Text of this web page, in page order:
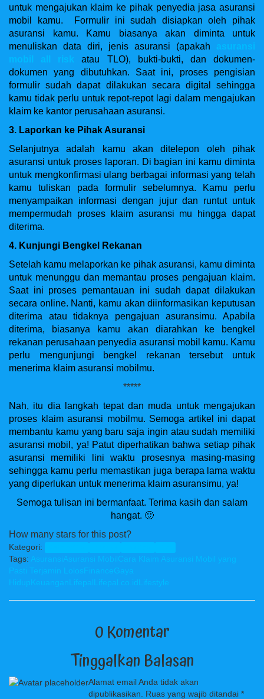
untuk mengajukan klaim ke pihak penyedia jasa asuransi
mobil kamu. Formulir ini sudah disiapkan oleh pihak
asuransi kamu.
Kamu biasanya akan diminta untuk
menuliskan data diri, jenis asuransi (apakah
asuransi
mobil all risk
atau TLO), bukti-bukti, dan dokumen-
dokumen yang dibutuhkan. Saat ini, proses pengisian
formulir sudah dapat dilakukan secara digital sehingga
kamu tidak perlu untuk repot-repot lagi dalam mengajukan
klaim ke kantor perusahaan asuransi.
3. Laporkan ke Pihak Asuransi
Selanjutnya adalah kamu akan ditelepon oleh pihak
asuransi untuk proses laporan. Di bagian ini kamu diminta
untuk mengkonfirmasi ulang berbagai informasi yang telah
kamu tuliskan pada formulir sebelumnya. Kamu perlu
menyampaikan informasi dengan jujur dan runtut untuk
mempermudah proses klaim asuransi mu hingga dapat
diterima.
4. Kunjungi Bengkel Rekanan
Setelah kamu melaporkan ke pihak asuransi, kamu diminta
untuk menunggu dan memantau proses pengajuan klaim.
Saat ini proses pemantauan ini sudah dapat dilakukan
secara online. Nanti, kamu akan diinformasikan keputusan
diterima atau tidaknya pengajuan asuransimu. Apabila
diterima, biasanya kamu akan diarahkan ke bengkel
rekanan perusahaan penyedia asuransi mobil kamu. Kamu
perlu mengunjungi bengkel rekanan tersebut untuk
menerima klaim asuransi mobilmu.
*****
Nah, itu dia langkah tepat dan muda untuk mengajukan
proses klaim asuransi mobilmu. Semoga artikel ini dapat
membantu kamu yang baru saja ingin atau sudah memiliki
asuransi mobil, ya! Patut diperhatikan bahwa setiap pihak
asuransi memiliki lini waktu prosesnya masing-masing
sehingga kamu perlu memastikan juga berapa lama waktu
yang diperlukan untuk menerima klaim asuransimu, ya!
Semoga tulisan ini bermanfaat. Terima kasih dan salam
hangat. 🙂
How many stars for this post?
Kategori:
Tags: AsuransiAsuransi MobilCara Klaim Asuransi Mobil yang
Pasti Terjamin LolosFinanceGaya
HidupKeuangan Lifepal Lifepal.co.id Lifestyle
0 Komentar
Tinggalkan Balasan
Alamat email Anda tidak akan
dipublikasikan.
Ruas yang wajib ditandai *